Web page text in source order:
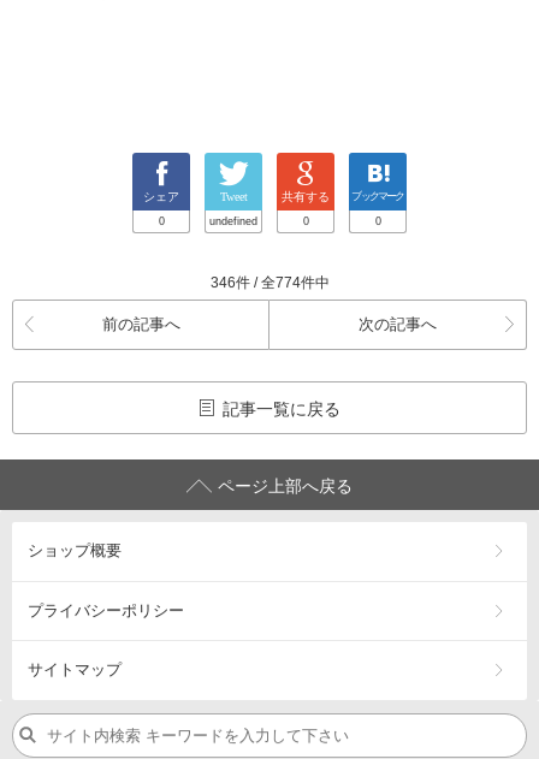
シェア
0
Tweet
undefined
共有する
0
ブックマーク
0
346件 / 全774件中
前の記事へ 次の記事へ
記事一覧に戻る
ページ上部へ戻る
ショップ概要
プライバシーポリシー
サイトマップ